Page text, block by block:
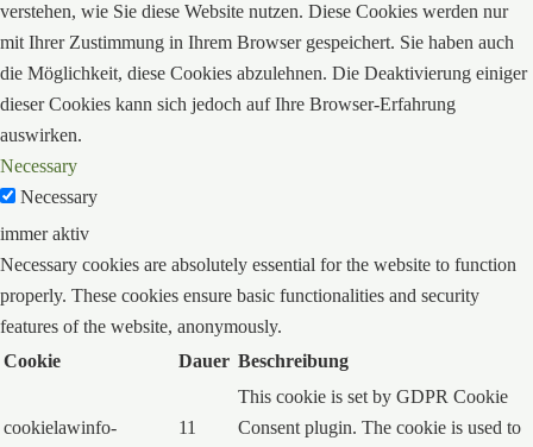
verstehen, wie Sie diese Website nutzen. Diese Cookies werden nur
mit Ihrer Zustimmung in Ihrem Browser gespeichert. Sie haben auch
die Möglichkeit, diese Cookies abzulehnen. Die Deaktivierung einiger
dieser Cookies kann sich jedoch auf Ihre Browser-Erfahrung
auswirken.
Necessary
Necessary
immer aktiv
Necessary cookies are absolutely essential for the website to function
properly. These cookies ensure basic functionalities and security
features of the website, anonymously.
Cookie
Dauer Beschreibung
cookielawinfo-
11
This cookie is set by GDPR Cookie
Consent plugin. The cookie is used to